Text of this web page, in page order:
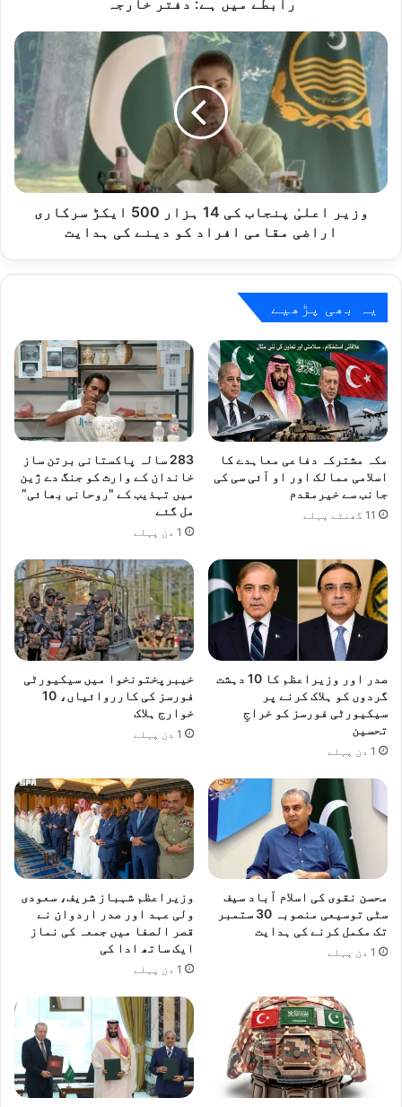
دفتر
خارجہ
رابطے میں ہے: دفتر خارجہ
وزیر
اعلیٰ
پنجاب
کی
14
ہزار
500
ایکڑ
سرکاری
اراضی
ہدایت
وزیر اعلیٰ پنجاب کی 14 ہزار 500 ایکڑ سرکاری
اراضی مقامی افراد کو دینے کی ہدایت
یہ بھی پڑھیے
مکہ مشترکہ دفاعی معاہدے کا
اسلامی ممالک اور او آئی سی کی
جانب سے خیرمقدم
11 گھنٹے پہلے
283 سالہ پاکستانی برتن ساز
خاندان کے وارث کو جنگ دے ژین
میں تہذیب کے "روحانی بھائی”
مل گئے
1 دن پہلے
صدر اور وزیراعظم کا 10 دہشت
گردوں کو ہلاک کرنے پر
سیکیورٹی فورسز کو خراجِ
تحسین
1 دن پہلے
خیبرپختونخوا میں سیکیورٹی
فورسز کی کارروائیاں، 10
خوارج ہلاک
1 دن پہلے
محسن نقوی کی اسلام آباد سیف
سٹی توسیعی منصوبہ 30 ستمبر
تک مکمل کرنے کی ہدایت
1 دن پہلے
وزیراعظم شہباز شریف، سعودی
ولی عہد اور صدر اردوان نے
قصر الصفا میں جمعہ کی نماز
ایک ساتھ ادا کی
1 دن پہلے